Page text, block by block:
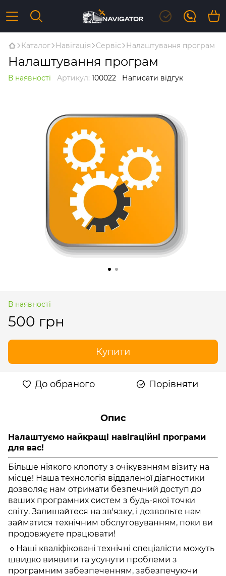
Каталог Навігація Сервіс Налаштування програм
Налаштування програм
В наявності Артикул: 100022 Написати відгук
В наявності
500 грн
Купити
До обраного Порівняти
Опис
Налаштуємо найкращі навігаційні програми
для вас!
Більше ніякого клопоту з очікуванням візиту на
місце! Наша технологія віддаленої діагностики
дозволяє нам отримати безпечний доступ до
ваших програмних систем з будь-якої точки
світу. Залишайтеся на зв'язку, і дозвольте нам
займатися технічним обслуговуванням, поки ви
продовжуєте працювати!
🔹Наші кваліфіковані технічні спеціалісти можуть
швидко виявити та усунути проблеми з
програмним забезпеченням, забезпечуючи